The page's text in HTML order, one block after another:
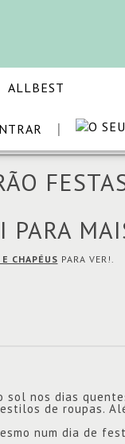
ALLBEST
|
PARA
CHAPÉUS PARA VER!.
sol nos dias
de roupas.
num dia de